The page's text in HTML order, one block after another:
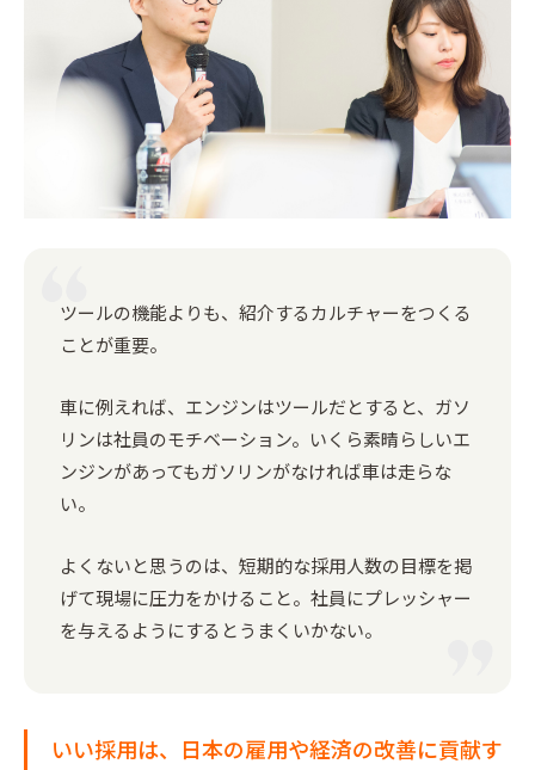
ツールの機能よりも、紹介するカルチャーをつくる
ことが重要。
車に例えれば、エンジンはツールだとすると、ガソ
リンは社員のモチベーション。いくら素晴らしいエ
ンジンがあってもガソリンがなければ車は走らな
い。
よくないと思うのは、短期的な採用人数の目標を掲
げて現場に圧力をかけること。社員にプレッシャー
を与えるようにするとうまくいかない。
いい採用は、日本の雇用や経済の改善に貢献す